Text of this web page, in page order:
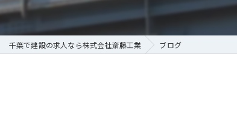
働きやすい
高収入
千葉で建設の求人なら株式会社斎藤工業 ブログ